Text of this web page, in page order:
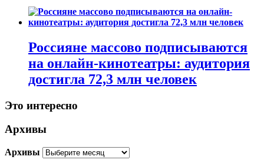
Россияне массово подписываются
на онлайн-кинотеатры: аудитория
достигла 72,3 млн человек
Это интересно
Архивы
Архивы